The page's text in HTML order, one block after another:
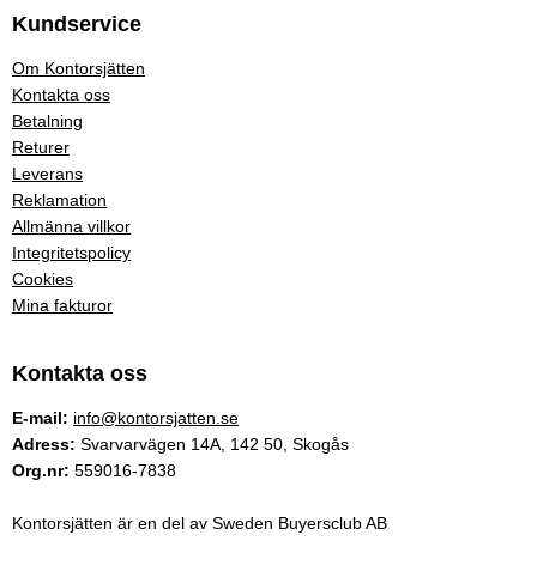
Kundservice
Om Kontorsjätten
Kontakta oss
Betalning
Returer
Leverans
Reklamation
Allmänna villkor
Integritetspolicy
Cookies
Mina fakturor
Kontakta oss
E-mail: info@kontorsjatten.se
Adress: Svarvarvägen 14A, 142 50, Skogås
Org.nr: 559016-7838
Kontorsjätten är en del av Sweden Buyersclub AB